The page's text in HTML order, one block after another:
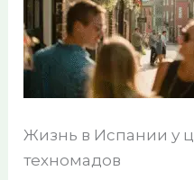
Жизнь в Испании у
техномадов